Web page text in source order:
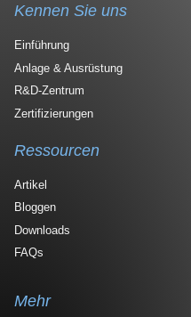
Kennen Sie uns
Einführung
Anlage & Ausrüstung
R&D-Zentrum
Zertifizierungen
Ressourcen
Artikel
Bloggen
Downloads
FAQs
Mehr